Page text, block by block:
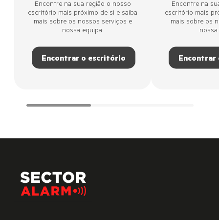
Encontre na sua região o nosso
escritório mais próximo de si e saiba
mais sobre os nossos serviços e
nossa equipa.
Encontrar o escritório
Encontre na
escritório mais
mais sobre os